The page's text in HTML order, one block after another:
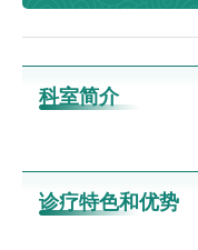
科室简介
诊疗特色和优势